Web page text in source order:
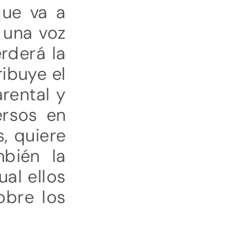
va a
voz
la
el
y
en
quiere
la
ellos
los